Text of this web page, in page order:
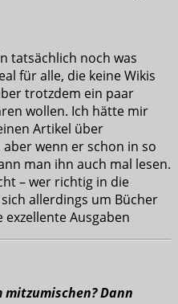
tatsächlich noch was
für alle, die keine Wikis
trotzdem ein paar
wollen. Ich hätte mir
Artikel über
wenn er schon in so
man ihn auch mal lesen.
– wer richtig in die
allerdings um Bücher
Ausgaben
mitzumischen? Dann